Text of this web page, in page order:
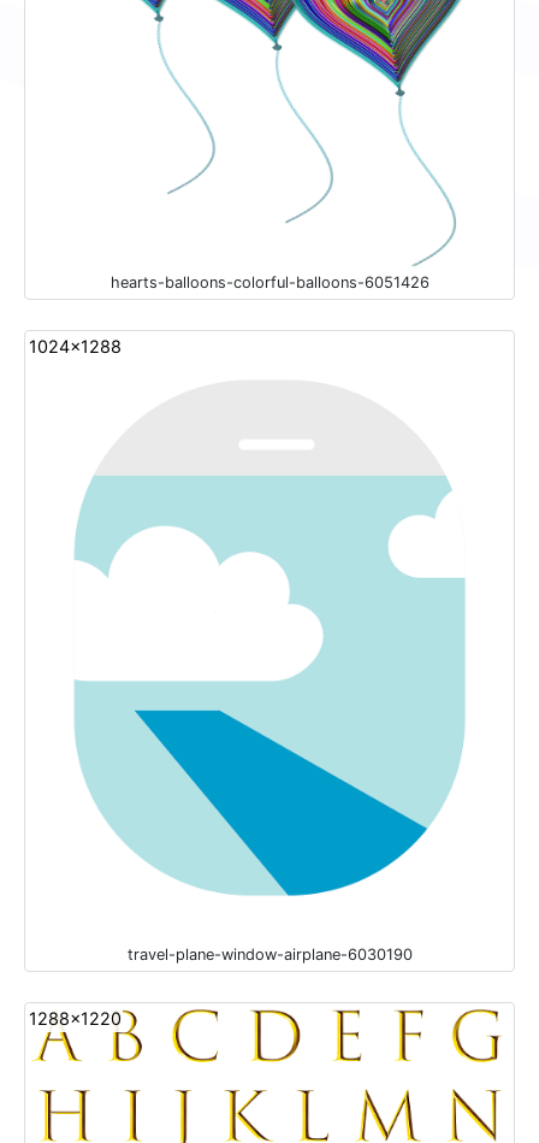
hearts-balloons-colorful-balloons-6051426
1024x1288
travel-plane-window-airplane-6030190
1288x1220